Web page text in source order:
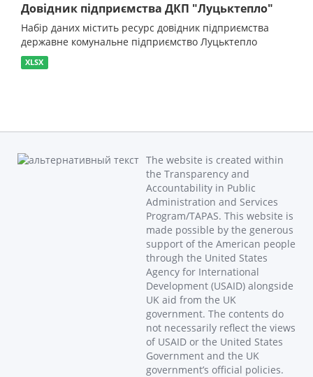
Довідник підприємства ДКП "Луцьктепло"
Набір даних містить ресурс довідник підприємства
державне комунальне підприємство Луцьктепло
XLSX
The website is created within
the Transparency and
Accountability in Public
Administration and Services
Program/TAPAS. This website is
made possible by the generous
support of the American people
through the United States
Agency for International
Development (USAID) alongside
UK aid from the UK
government. The contents do
not necessarily reflect the views
of USAID or the United States
Government and the UK
government’s official policies.